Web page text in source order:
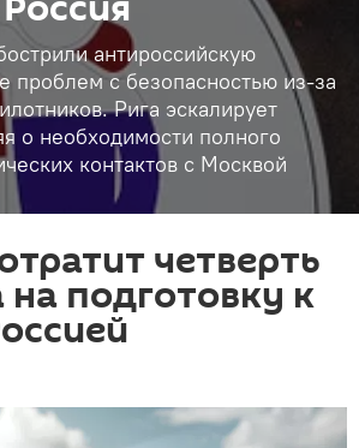
антироссийскую
проблем с безопасностью из-за
Рига эскалирует
о необходимости полного
контактов с Москвой
четверть
подготовку к